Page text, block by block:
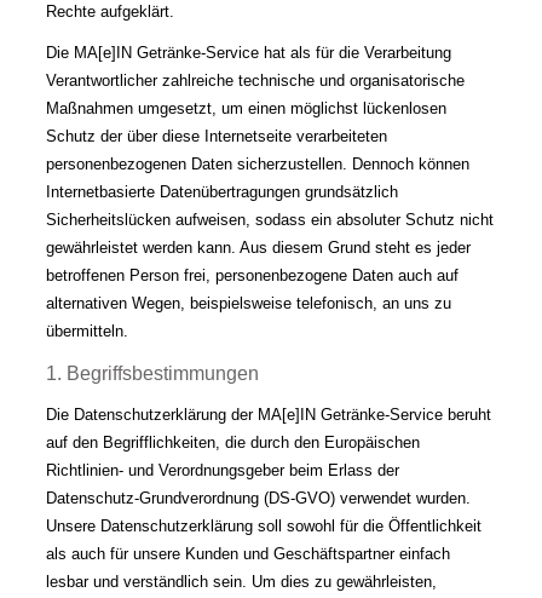
Rechte aufgeklärt.
Die MA[e]IN Getränke-Service hat als für die Verarbeitung
Verantwortlicher zahlreiche technische und organisatorische
Maßnahmen umgesetzt, um einen möglichst lückenlosen
Schutz der über diese Internetseite verarbeiteten
personenbezogenen Daten sicherzustellen. Dennoch können
Internetbasierte Datenübertragungen grundsätzlich
Sicherheitslücken aufweisen, sodass ein absoluter Schutz nicht
gewährleistet werden kann. Aus diesem Grund steht es jeder
betroffenen Person frei, personenbezogene Daten auch auf
alternativen Wegen, beispielsweise telefonisch, an uns zu
übermitteln.
1. Begriffsbestimmungen
Die Datenschutzerklärung der MA[e]IN Getränke-Service beruht
auf den Begrifflichkeiten, die durch den Europäischen
Richtlinien- und Verordnungsgeber beim Erlass der
Datenschutz-Grundverordnung (DS-GVO) verwendet wurden.
Unsere Datenschutzerklärung soll sowohl für die Öffentlichkeit
als auch für unsere Kunden und Geschäftspartner einfach
lesbar und verständlich sein. Um dies zu gewährleisten,